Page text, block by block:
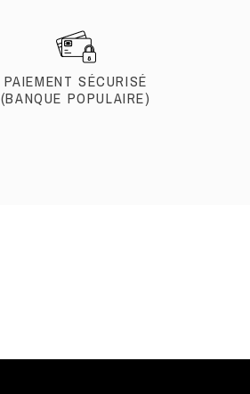
PAIEMENT SÉCURISÉ
(BANQUE POPULAIRE)